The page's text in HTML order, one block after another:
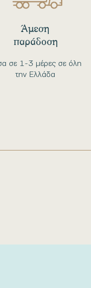
σε 1-3 μέρες σε όλη
την Ελλάδα
Άμεση
παράδοση